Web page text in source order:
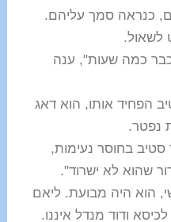
כנראה סמך עליהם.
לשאול.
כמה שעות", ענה
הפחיד אותו, הוא דאג
נפטר.
בחוסר נעימות,
שהוא לא ישרוד".
הוא היה מבועת. ליאם
ודוד מנדל איננו.